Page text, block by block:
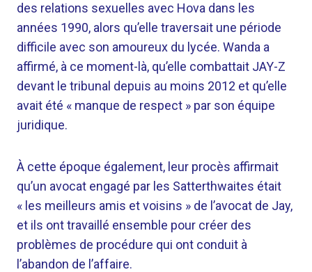
des relations sexuelles avec Hova dans les
années 1990, alors qu’elle traversait une période
difficile avec son amoureux du lycée. Wanda a
affirmé, à ce moment-là, qu’elle combattait JAY-Z
devant le tribunal depuis au moins 2012 et qu’elle
avait été « manque de respect » par son équipe
juridique.
À cette époque également, leur procès affirmait
qu’un avocat engagé par les Satterthwaites était
« les meilleurs amis et voisins » de l’avocat de Jay,
et ils ont travaillé ensemble pour créer des
problèmes de procédure qui ont conduit à
l’abandon de l’affaire.